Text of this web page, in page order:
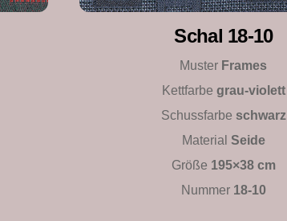
Schal 18-10
Muster Frames
Kettfarbe grau-violett
Schussfarbe schwarz
Material Seide
Größe 195×38 cm
Nummer 18-10